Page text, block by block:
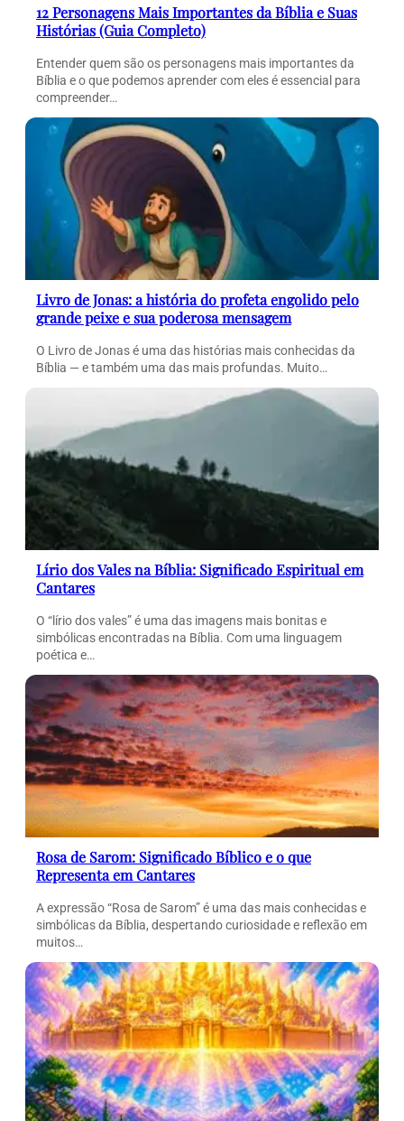
12 Personagens Mais Importantes da Bíblia e Suas
Histórias (Guia Completo)
Entender quem são os personagens mais importantes da
Bíblia e o que podemos aprender com eles é essencial para
compreender…
Livro de Jonas: a história do profeta engolido pelo
grande peixe e sua poderosa mensagem
O Livro de Jonas é uma das histórias mais conhecidas da
Bíblia — e também uma das mais profundas. Muito…
Lírio dos Vales na Bíblia: Significado Espiritual em
Cantares
O “lírio dos vales” é uma das imagens mais bonitas e
simbólicas encontradas na Bíblia. Com uma linguagem
poética e…
Rosa de Sarom: Significado Bíblico e o que
Representa em Cantares
A expressão “Rosa de Sarom” é uma das mais conhecidas e
simbólicas da Bíblia, despertando curiosidade e reflexão em
muitos…